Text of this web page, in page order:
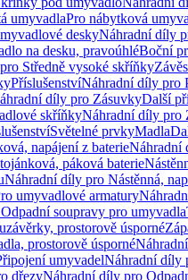
umyvadlaPro nábytková
deskyNáhradní díly
na desku, pravoúhléBoční
Středně vysoké skříňky
PříslušenstvíNáhradní díly pro
díly pro ZásuvkyDalší
skříňkyNáhradní díly pro
Světelné prvkyMadla
napájení z baterieNáhradní
páková baterie
Náhradní díly pro Nástěnná,
umyvadlové armatury
soupravy pro umyvadla
prostorově úsporné
prostorově úsporné
umyvadelNáhradní díly
dřezyNáhradní díly pro